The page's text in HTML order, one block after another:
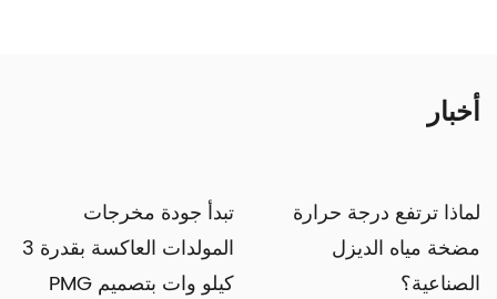
أخبار
تبدأ جودة مخرجات
المولدات العاكسة بقدرة 3
كيلو وات بتصميم PMG
لماذا ترتفع درجة حرارة
مضخة مياه الديزل
الصناعية؟